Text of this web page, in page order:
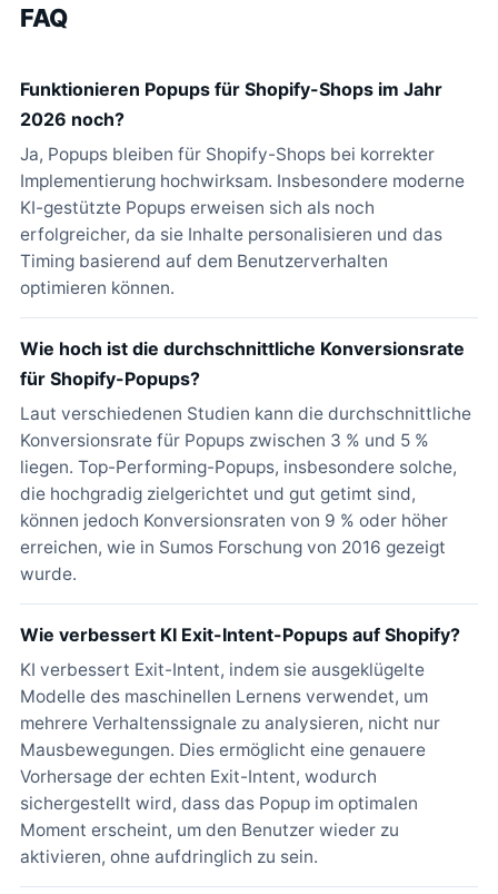
FAQ
Funktionieren Popups für Shopify-Shops im Jahr
2026 noch?
Ja, Popups bleiben für Shopify-Shops bei korrekter
Implementierung hochwirksam. Insbesondere moderne
KI-gestützte Popups erweisen sich als noch
erfolgreicher, da sie Inhalte personalisieren und das
Timing basierend auf dem Benutzerverhalten
optimieren können.
Wie hoch ist die durchschnittliche Konversionsrate
für Shopify-Popups?
Laut verschiedenen Studien kann die durchschnittliche
Konversionsrate für Popups zwischen 3 % und 5 %
liegen. Top-Performing-Popups, insbesondere solche,
die hochgradig zielgerichtet und gut getimt sind,
können jedoch Konversionsraten von 9 % oder höher
erreichen, wie in Sumos Forschung von 2016 gezeigt
wurde.
Wie verbessert KI Exit-Intent-Popups auf Shopify?
KI verbessert Exit-Intent, indem sie ausgeklügelte
Modelle des maschinellen Lernens verwendet, um
mehrere Verhaltenssignale zu analysieren, nicht nur
Mausbewegungen. Dies ermöglicht eine genauere
Vorhersage der echten Exit-Intent, wodurch
sichergestellt wird, dass das Popup im optimalen
Moment erscheint, um den Benutzer wieder zu
aktivieren, ohne aufdringlich zu sein.